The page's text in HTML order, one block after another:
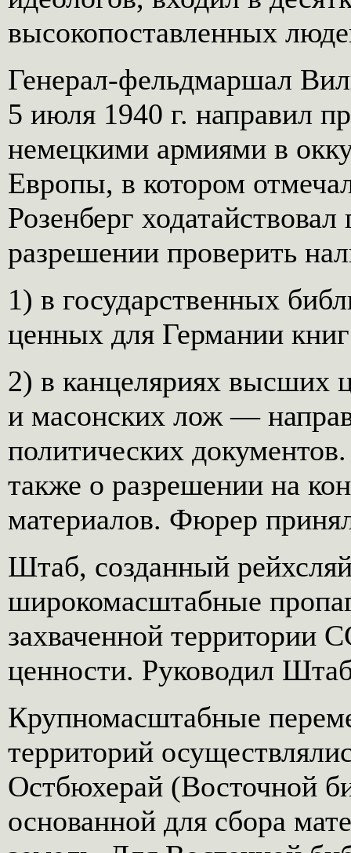
высокопоставленных
Генерал-фельдмаршал
5 июля 1940 г. направил
немецкими армиями в
Европы, в котором
Розенберг
разрешении проверить
1) в государственных
ценных для Германии
2) в канцеляриях высших
и масонских лож —
политических
также о разрешении на
материалов. Фюрер
Штаб, созданный
широкомасштабные
захваченной территории
ценности. Руководил
Крупномасштабные
территорий
Остбюхерай (Восточной
основанной для сбора